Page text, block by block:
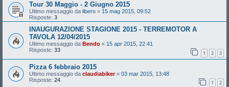
Tour 30 Maggio - 2 Giugno 2015
Ultimo messaggio da libero « 15 mag 2015, 09:52
Risposte: 3
INAUGURAZIONE STAGIONE 2015 - TERREMOTOR A
TAVOLA 12/04/2015
Ultimo messaggio da Bendo « 15 apr 2015, 22:41
Risposte: 33 1 2 3
Pizza 6 febbraio 2015
Ultimo messaggio da claudiabiker« 03 mar 2015, 13:48
Risposte: 24 1 2